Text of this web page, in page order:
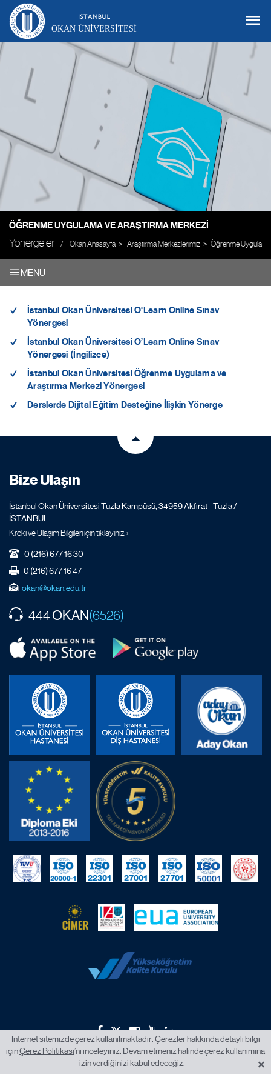
OKAN ÜNIVERSITESI
ÖĞRENME UYGULAMA VE ARAŞTIRMA MERKEZI
Yönergeler Okan Anasayfa Araştırma Merkezlerimiz Öğrenme
MENU
İstanbul Okan Üniversitesi O'Learn Online Sınav
Yönergesi
İstanbul Okan Üniversitesi O’Learn Online Sınav
Yönergesi (İngilizce)
İstanbul Okan Üniversitesi Öğrenme Uygulama ve
Araştırma Merkezi Yönergesi
Derslerde Dijital Eğitim Desteğine İlişkin Yönerge
Bize Ulaşın
İstanbul Okan Üniversitesi Tuzla Kampüsü, 34959 Akfırat - Tuzla /
İSTANBUL
Kroki ve Ulaşım Bilgileri için tıklayınız. ›
0 (216) 677 16 30
0 (216) 677 16 47
okan@okan.edu.tr
444OKAN(6526)
2026 © İstanbul Okan Üniversitesi.
İnternet sitemizde çerez kullanılmaktadır. Çerezler hakkında detaylı bilgi
içinÇerez Politikası’nı inceleyiniz. Devam etmeniz halinde çerez kullanımına
izin verdiğinizi kabul edeceğiz.
×